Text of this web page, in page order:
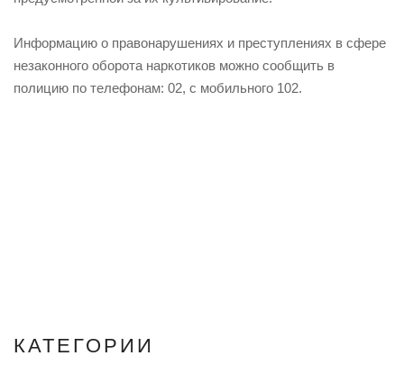
Информацию о правонарушениях и преступлениях в сфере
незаконного оборота наркотиков можно сообщить в
полицию по телефонам: 02, с мобильного 102.
КАТЕГОРИИ